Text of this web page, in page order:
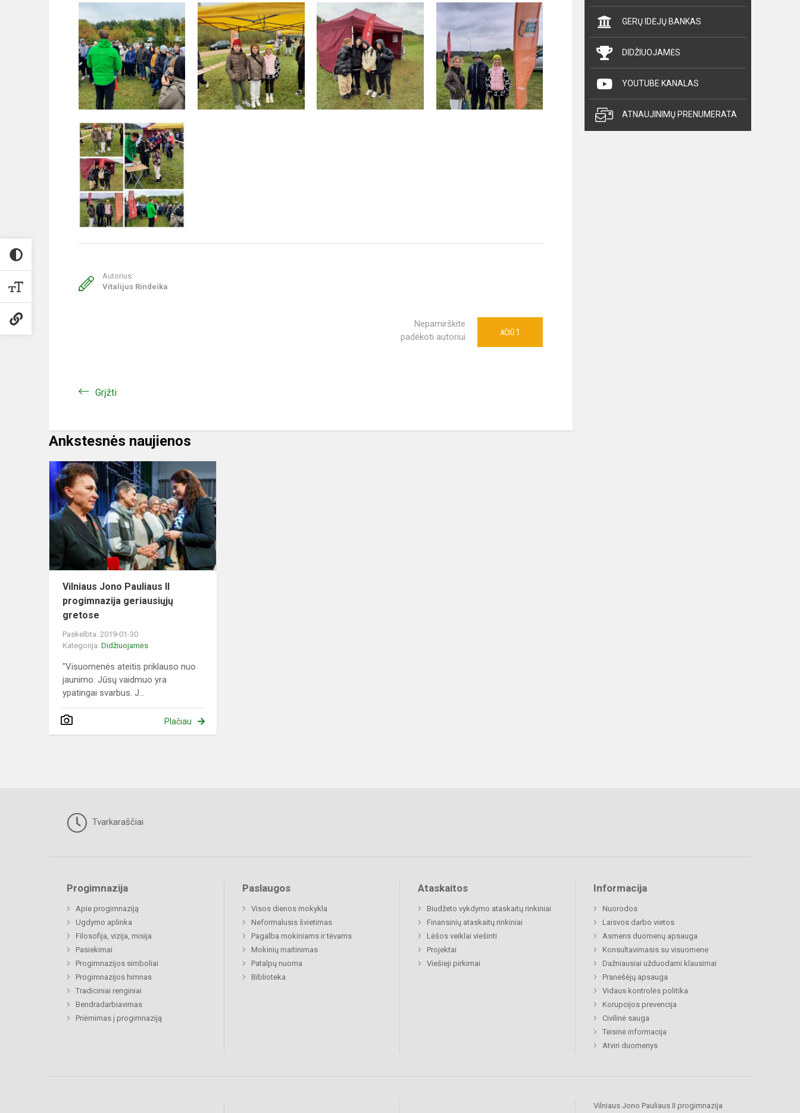
Autorius:
Vitalijus Rindeika
Nepamirškite
padėkoti autoriui
AČIŪ 1
Grįžti
Ankstesnės naujienos
Jono
Pauliaus
II
progimnazija
geriausiųjų
gretose
Vilniaus Jono Pauliaus II
progimnazija geriausiųjų
gretose
Paskelbta: 2019-01-30
Kategorija: Didžiuojamės
"Visuomenės ateitis priklauso nuo
jaunimo. Jūsų vaidmuo yra
ypatingai svarbus. J...
Plačiau
GERŲ IDĖJŲ BANKAS
DIDŽIUOJAMĖS
YOUTUBE KANALAS
ATNAUJINIMŲ PRENUMERATA
Tvarkaraščiai
Progimnazija
Apie progimnaziją
Ugdymo aplinka
Filosofija, vizija, misija
Pasiekimai
Progimnazijos simboliai
Progimnazijos himnas
Tradiciniai renginiai
Bendradarbiavimas
Priėmimas į progimnaziją
Paslaugos
Visos dienos mokykla
Neformalusis švietimas
Pagalba mokiniams ir tėvams
Mokinių maitinimas
Patalpų nuoma
Biblioteka
Ataskaitos
Biudžeto vykdymo ataskaitų rinkiniai
Finansinių ataskaitų rinkiniai
Lėšos veiklai viešinti
Projektai
Viešieji pirkimai
Informacija
Nuorodos
Laisvos darbo vietos
Asmens duomenų apsauga
Konsultavimasis su visuomene
Dažniausiai užduodami klausimai
Pranešėjų apsauga
Vidaus kontrolės politika
Korupcijos prevencija
Civilinė sauga
Teisinė informacija
Atviri duomenys
Vilniaus Jono Pauliaus II progimnazija